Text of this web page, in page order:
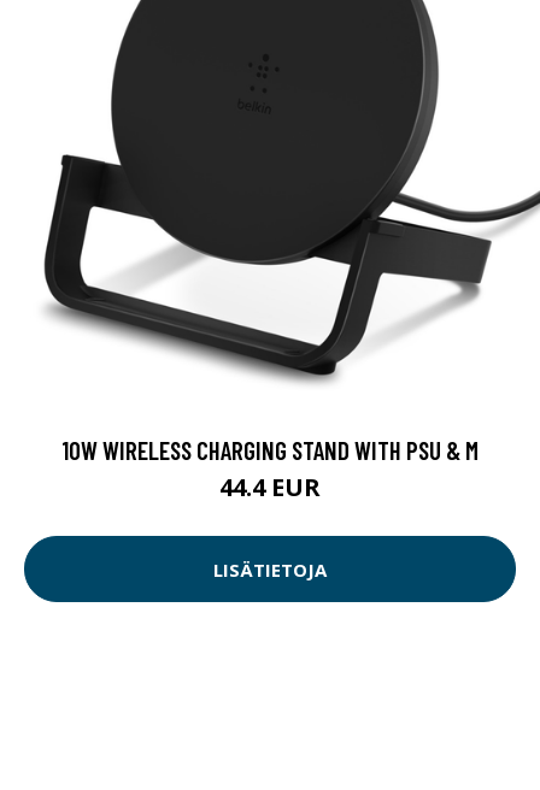
10W WIRELESS CHARGING STAND WITH PSU & M
44.4 EUR
LISÄTIETOJA